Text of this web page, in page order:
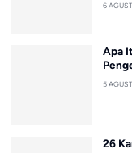
6
Apa
5
26